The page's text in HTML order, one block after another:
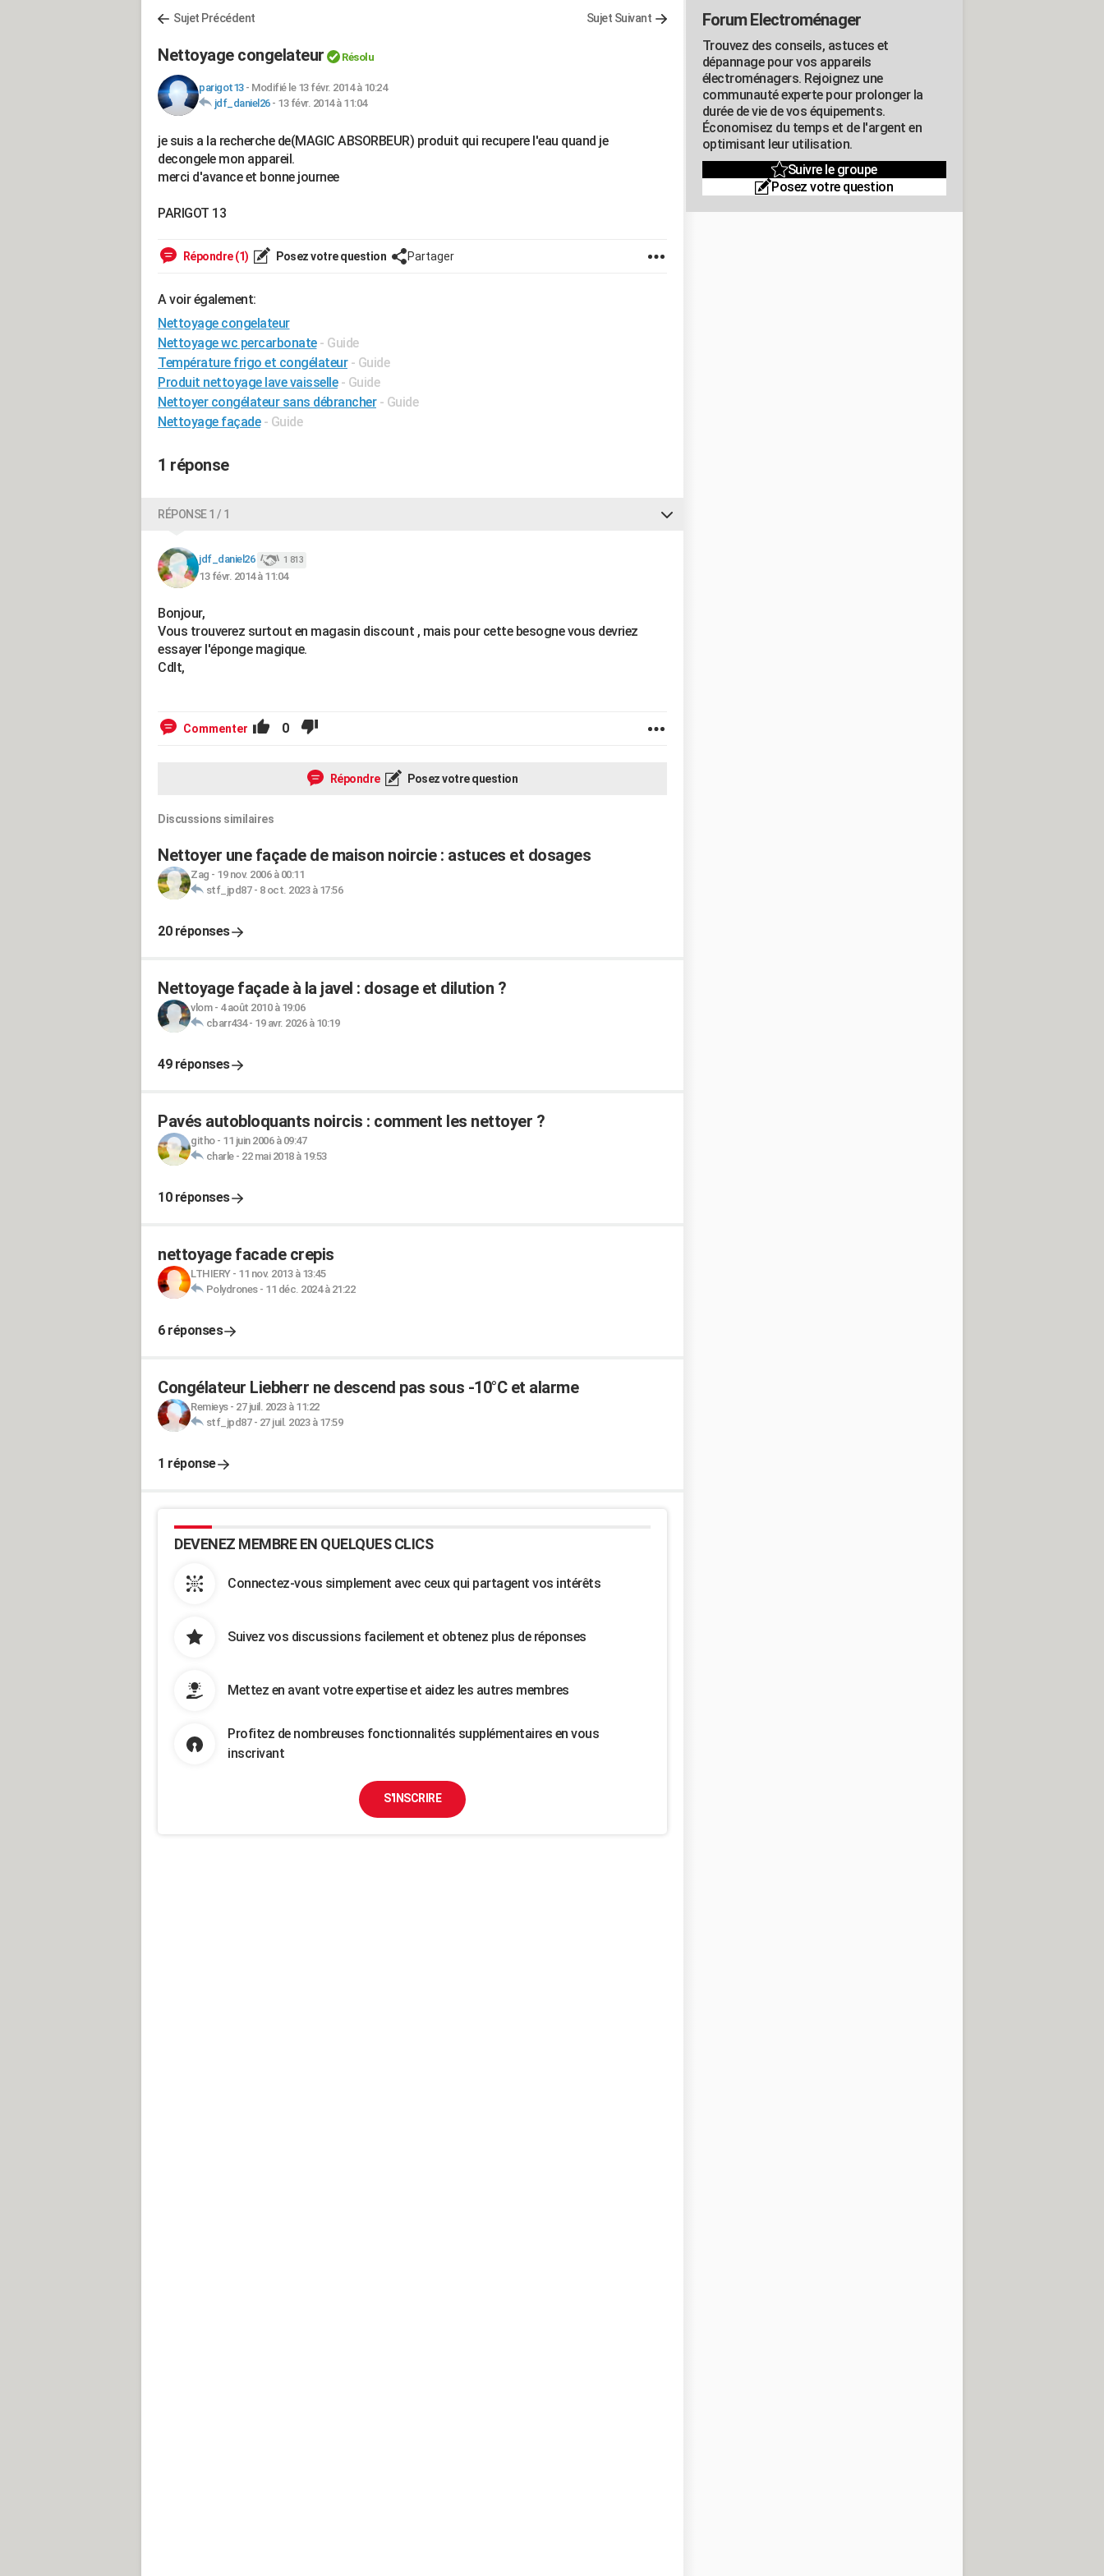
Sujet Précédent Sujet Suivant
Nettoyage congelateur Résolu
parigot13- Modifié le 13 févr. 2014 à 10:24
jdf_daniel26- 13 févr. 2014 à 11:04
je suis a la recherche de(MAGIC ABSORBEUR) produit qui recupere l'eau quand je
decongele mon appareil.
merci d'avance et bonne journee
PARIGOT 13
Répondre (1) Posez votre question Partager
A voir également:
Nettoyage congelateur
Nettoyage wc percarbonate - Guide
Température frigo et congélateur - Guide
Produit nettoyage lave vaisselle - Guide
Nettoyer congélateur sans débrancher - Guide
Nettoyage façade - Guide
1 réponse
RÉPONSE 1 / 1
jdf_daniel26 1 813
13 févr. 2014 à 11:04
Bonjour,
Vous trouverez surtout en magasin discount , mais pour cette besogne vous devriez
essayer l'éponge magique.
Cdlt,
Commenter 0
Répondre Posez votre question
Discussions similaires
Nettoyer une façade de maison noircie : astuces et dosages
Zag - 19 nov. 2006 à 00:11
stf_jpd87- 8 oct. 2023 à 17:56
20 réponses
Nettoyage façade à la javel : dosage et dilution ?
vlom- 4 août 2010 à 19:06
cbarr434- 19 avr. 2026 à 10:19
49 réponses
Pavés autobloquants noircis : comment les nettoyer ?
githo- 11 juin 2006 à 09:47
charle- 22 mai 2018 à 19:53
10 réponses
nettoyage facade crepis
LTHIERY- 11 nov. 2013 à 13:45
Polydrones- 11 déc. 2024 à 21:22
6 réponses
Congélateur Liebherr ne descend pas sous -10°C et alarme
Remieys- 27 juil. 2023 à 11:22
stf_jpd87- 27 juil. 2023 à 17:59
1 réponse
DEVENEZ MEMBRE EN QUELQUES CLICS
Connectez-vous simplement avec ceux qui partagent vos intérêts
Suivez vos discussions facilement et obtenez plus de réponses
Mettez en avant votre expertise et aidez les autres membres
Profitez de nombreuses fonctionnalités supplémentaires en vous
inscrivant
S'INSCRIRE
Forum Electroménager
Trouvez des conseils, astuces et
dépannage pour vos appareils
électroménagers. Rejoignez une
communauté experte pour prolonger la
durée de vie de vos équipements.
Économisez du temps et de l'argent en
optimisant leur utilisation.
Suivre le groupe
Posez votre question